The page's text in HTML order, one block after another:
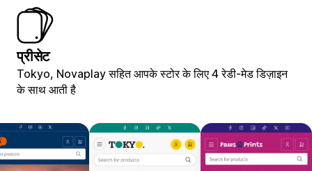
प्रीसेट
Tokyo, Novaplay सहित आपके स्टोर के लिए 4 रेडी-मेड डिज़ाइन
के साथ आती है